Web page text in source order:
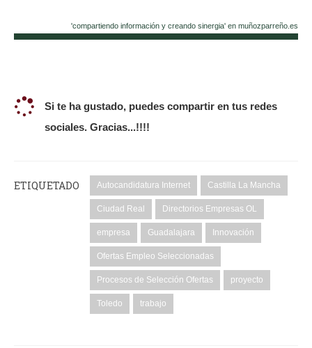
'compartiendo información y creando sinergia' en muñozparreño.es
Si te ha gustado, puedes compartir en tus redes
sociales. Gracias...!!!!
ETIQUETADO Autocandidatura Internet Castilla La Mancha
Ciudad Real Directorios Empresas OL
empresa Guadalajara Innovación
Ofertas Empleo Seleccionadas
Procesos de Selección Ofertas proyecto
Toledo trabajo